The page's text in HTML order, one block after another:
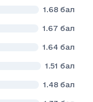
1.68 бал
1.67 бал
1.64 бал
1.51 бал
1.48 бал